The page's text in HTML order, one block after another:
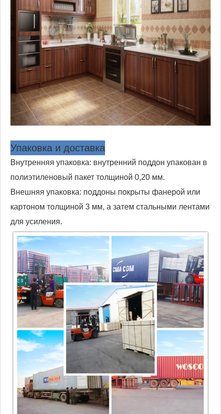
Упаковка и доставка
Внутренняя упаковка: внутренний поддон упакован в
полиэтиленовый пакет толщиной 0,20 мм.
Внешняя упаковка: поддоны покрыты фанерой или
картоном толщиной 3 мм, а затем стальными лентами
для усиления.